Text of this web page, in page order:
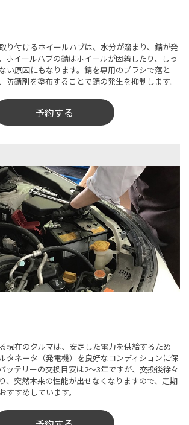
り付けるホイールハブは、水分が溜まり、錆が発
ホイールハブの錆はホイールが固着したり、しっ
い原因にもなります。錆を専用のブラシで落と
防錆剤を塗布することで錆の発生を抑制します。
予約する
現在のクルマは、安定した電力を供給するため
タネータ（発電機）を良好なコンディションに保
ッテリーの交換目安は2～3年ですが、交換後徐々
、突然本来の性能が出せなくなりますので、定期
すすめしています。